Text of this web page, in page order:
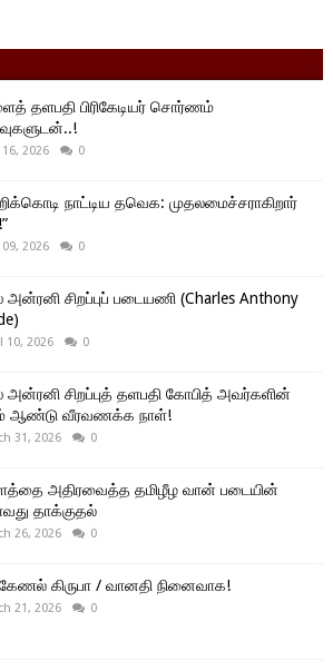
தளபதி பிரிகேடியர் சொர்ணம்
16, 2026 0
நாட்டிய தவெக: முதலமைச்சராகிறார்
09, 2026 0
சிறப்புப் படையணி (Charles Anthony
10, 2026 0
சிறப்புத் தளபதி கோபித் அவர்களின்
ஆண்டு வீரவணக்க நாள்!
31, 2026 0
அதிரவைத்த தமிழீழ வான் படையின்
தாக்குதல்
26, 2026 0
கிருபா / வானதி நினைவாக!
21, 2026 0